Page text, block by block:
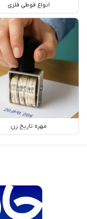
انواع قوطی فلزی
مهره تاریخ زن